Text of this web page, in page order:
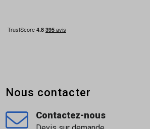
Nous contacter
Contactez-nous